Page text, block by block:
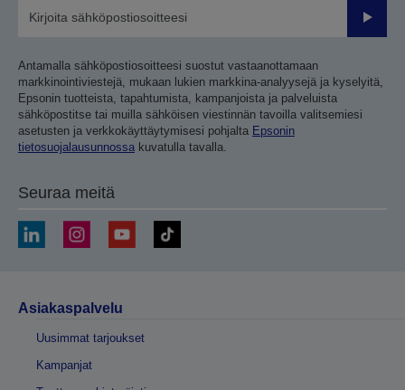
Lähetä
Antamalla sähköpostiosoitteesi suostut vastaanottamaan
markkinointiviestejä, mukaan lukien markkina-analyysejä ja kyselyitä,
Epsonin tuotteista, tapahtumista, kampanjoista ja palveluista
sähköpostitse tai muilla sähköisen viestinnän tavoilla valitsemiesi
asetusten ja verkkokäyttäytymisesi pohjalta Epsonin
tietosuojalausunnossa kuvatulla tavalla.
Seuraa meitä
Asiakaspalvelu
Uusimmat tarjoukset
Kampanjat